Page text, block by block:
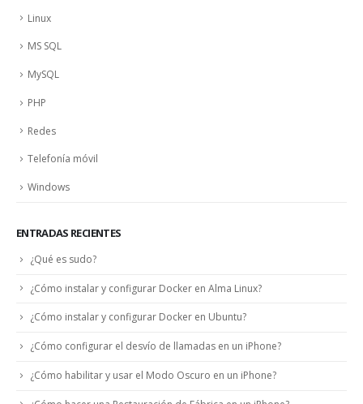
Linux
MS SQL
MySQL
PHP
Redes
Telefonía móvil
Windows
ENTRADAS RECIENTES
¿Qué es sudo?
¿Cómo instalar y configurar Docker en Alma Linux?
¿Cómo instalar y configurar Docker en Ubuntu?
¿Cómo configurar el desvío de llamadas en un iPhone?
¿Cómo habilitar y usar el Modo Oscuro en un iPhone?